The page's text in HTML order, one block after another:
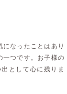
なったことはあり
一つです。お子様の
として心に残りま